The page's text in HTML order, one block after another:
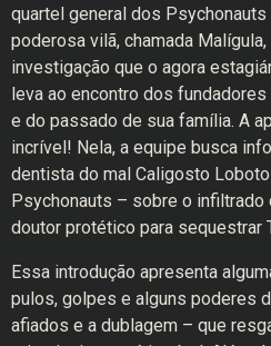
quartel general dos
poderosa vilã, chamada
investigação que o agora
leva ao encontro dos
e do passado de sua família. A
incrível! Nela, a equipe busca
dentista do mal Caligosto
Psychonauts – sobre o infiltrado
doutor protético para sequestrar
Essa introdução apresenta
pulos, golpes e alguns poderes
afiados e a dublagem – que